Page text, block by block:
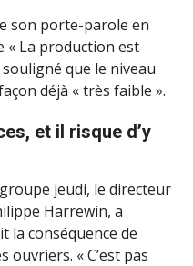
son porte-parole en
« La production est
que le niveau
déjà « très faible ».
et il risque d’y
jeudi, le directeur
Harrewin, a
la conséquence de
ouvriers. « C’est pas